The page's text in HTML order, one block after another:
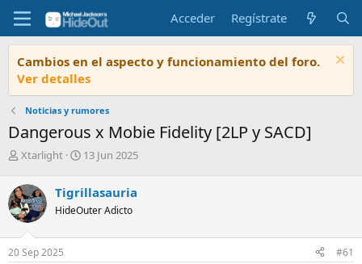
Acceder Regístrate
Cambios en el aspecto y funcionamiento del foro.
Ver detalles
Noticias y rumores
Dangerous x Mobie Fidelity [2LP y SACD]
I
i
c
i
a
d
o
Xtarlight
F
h
a
e
13 Jun 2025
Tigrillasauria
HideOuter Adicto
20 Sep 2025 #61